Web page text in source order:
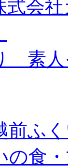
式会
素人
前ふ
の食